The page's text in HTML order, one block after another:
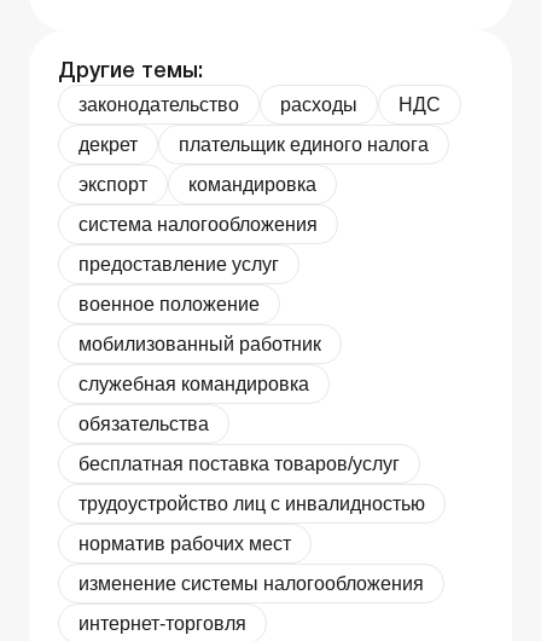
Другие темы:
законодательство расходы
НДС
декрет
плательщик единого налога
экспорт
командировка
система налогообложения
предоставление услуг
военное положение
мобилизованный работник
служебная командировка
обязательства
бесплатная поставка товаров/услуг
трудоустройство лиц с инвалидностью
норматив рабочих мест
изменение системы налогообложения
интернет-торговля